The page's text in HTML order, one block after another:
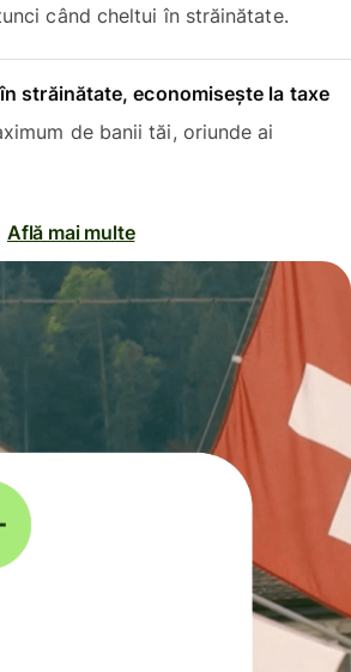
când cheltui în străinătate.
străinătate, economisește la taxe
de banii tăi, oriunde ai
Află mai multe